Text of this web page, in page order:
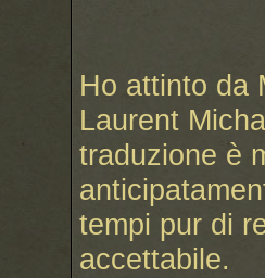
Ho attinto da
Laurent
traduzione è
tempi pur di
accettabile.